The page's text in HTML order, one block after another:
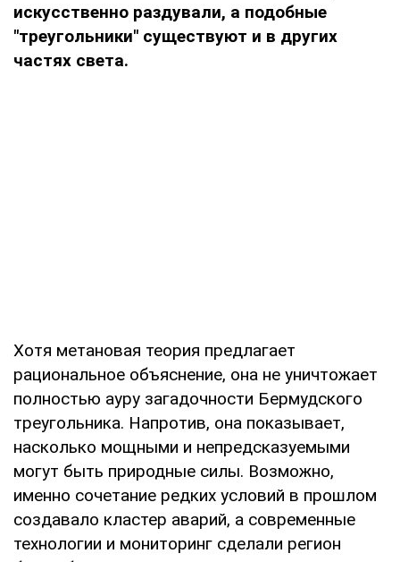
искусственно раздували, а подобные
"треугольники" существуют и в других
частях света.
Хотя метановая теория предлагает
рациональное объяснение, она не уничтожает
полностью ауру загадочности Бермудского
треугольника. Напротив, она показывает,
насколько мощными и непредсказуемыми
могут быть природные силы. Возможно,
именно сочетание редких условий в прошлом
создавало кластер аварий, а современные
технологии и мониторинг сделали регион